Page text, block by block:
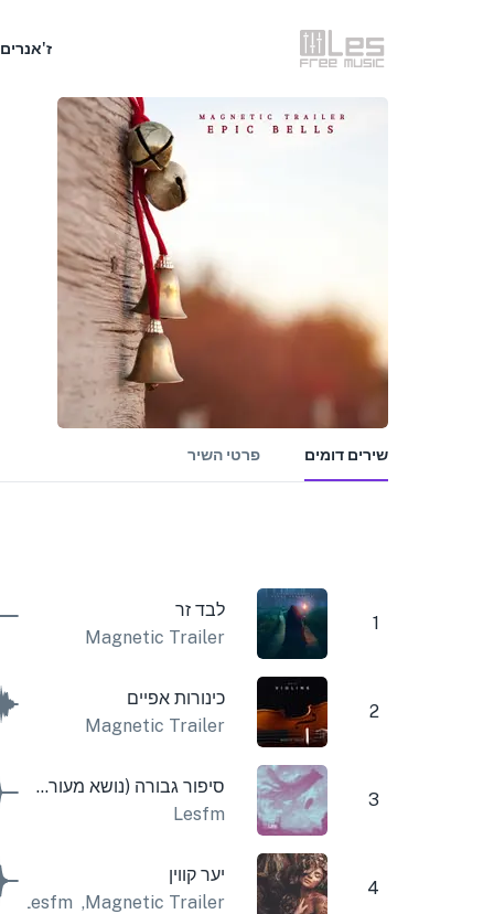
ז'אנרים
שירים דומים פרטי השיר
1
לבד זר
Magnetic Trailer
2
כינורות אפיים
Magnetic Trailer
3
סיפור גבורה (נושא מעורר השראה)
Lesfm
4
יער קווין
Magnetic Trailer
,
Lesfm